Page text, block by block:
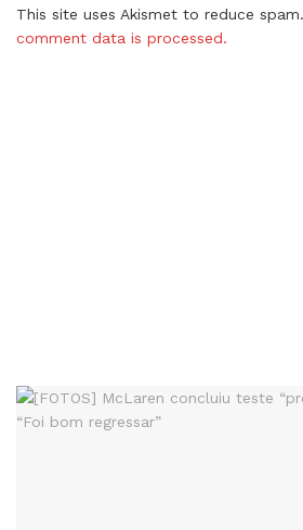
This site uses Akismet to reduce spam.
comment data is processed.